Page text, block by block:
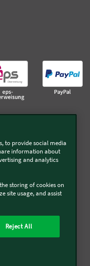
ab
nur innerhalb
to provide social media
information about
and analytics
storing of cookies on
site usage, and assist
Reject All